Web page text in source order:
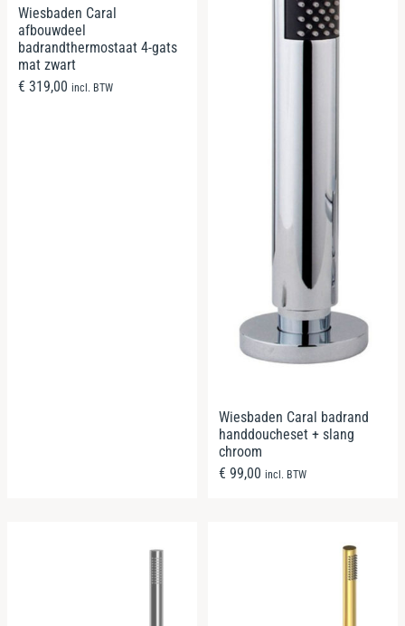
Wiesbaden Caral
afbouwdeel
badrandthermostaat 4-gats
mat zwart
€ 319,00 incl. BTW
Wiesbaden Caral badrand
handdoucheset + slang
chroom
€ 99,00 incl. BTW